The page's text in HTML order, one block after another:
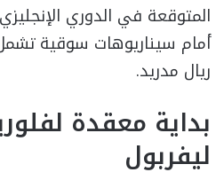
المتوقعة في الدوري
أمام سيناريوهات سوقية
ريال مدريد.
بداية معقدة
ليفربول